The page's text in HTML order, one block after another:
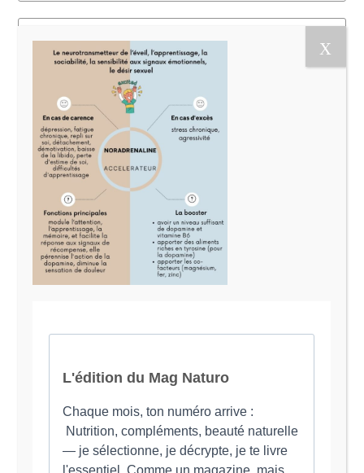
Le Magazine Naturo
Je suis Evy, Naturopathe spécialisée dans
l’accompagnement des femmes en préménopause et
ménopause